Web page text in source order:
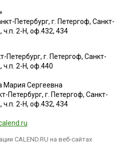
Петербург, г. Петергоф, Санкт-
ч.п. 2-Н, оф.432, 434
Петербург, г. Петергоф, Санкт-
ч.п. 2-Н, оф.440
Мария Сергеевна
Петербург, г. Петергоф, Санкт-
ч.п. 2-Н, оф.432, 434
CALEND.RU на веб-сайтах